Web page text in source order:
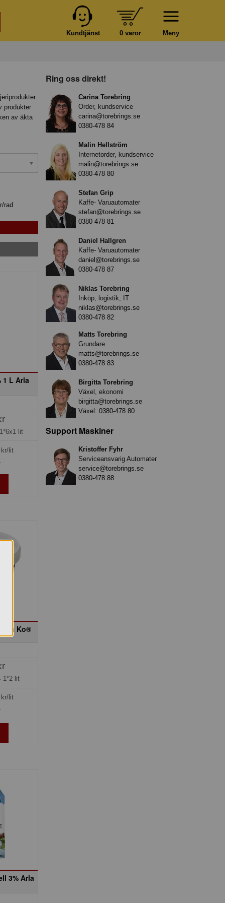
Meny
0 varor
Kundtjänst
produkter
av äkta
rad
1 L Arla
1*6x1 lit
kr/lit
Ko®
1*2 lit
kr/lit
3% Arla
Ring oss direkt!
Carina Torebring
Order, kundservice
carina@torebrings.se
0380-478 84
Malin Hellström
Internetorder, kundservice
malin@torebrings.se
0380-478 80
Stefan Grip
Kaffe- Varuautomater
stefan@torebrings.se
0380-478 81
Daniel Hallgren
Kaffe- Varuautomater
daniel@torebrings.se
0380-478 87
Niklas Torebring
Inköp, logistik, IT
niklas@torebrings.se
0380-478 82
Matts Torebring
Grundare
matts@torebrings.se
0380-478 83
Birgitta Torebring
Växel, ekonomi
birgitta@torebrings.se
Växel: 0380-478 80
Support Maskiner
Kristoffer Fyhr
Serviceansvarig Automater
service@torebrings.se
0380-478 88